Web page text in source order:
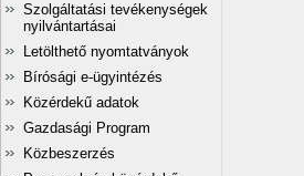
Szolgáltatási tevékenységek
nyilvántartásai
Letölthető nyomtatványok
Bírósági e-ügyintézés
Közérdekű adatok
Gazdasági Program
Közbeszerzés